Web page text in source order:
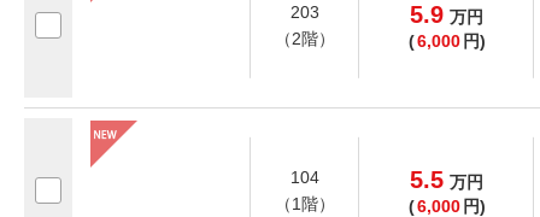
203
（2階）
5.9 万円
(6,000 円)
104
（1階）
5.5 万円
(6,000 円)